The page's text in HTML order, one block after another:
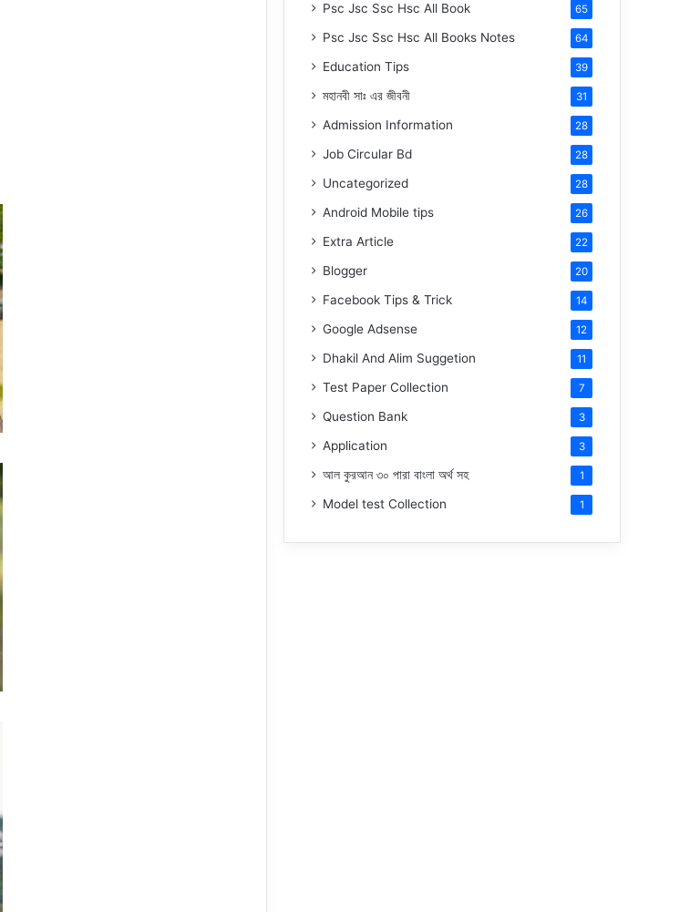
Psc Jsc Ssc Hsc All Book 65
Psc Jsc Ssc Hsc All Books Notes 64
Education Tips 39
মহানবীসাঃ এর জীবনী 31
Admission Information 28
Job Circular Bd 28
Uncategorized 28
Android Mobile tips 26
Extra Article 22
Blogger 20
Facebook Tips & Trick 14
Google Adsense 12
Dhakil And Alim Suggetion 11
Test Paper Collection 7
Question Bank 3
Application 3
আল কুরআন ৩০ পারা বাংলা অর্থ সহ 1
Model test Collection 1